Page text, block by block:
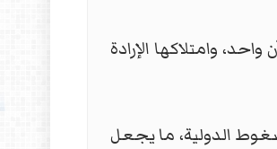
وامتلاكها الإرادة
الدولية، ما يجعل